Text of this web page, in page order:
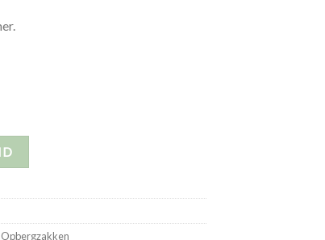
Opbergzakken